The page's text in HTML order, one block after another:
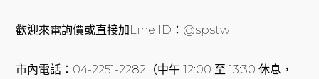
歡迎來電詢價或直接加Line ID：@spstw
市內電話：04-2251-2282（中午 12:00 至 13:30 休息，